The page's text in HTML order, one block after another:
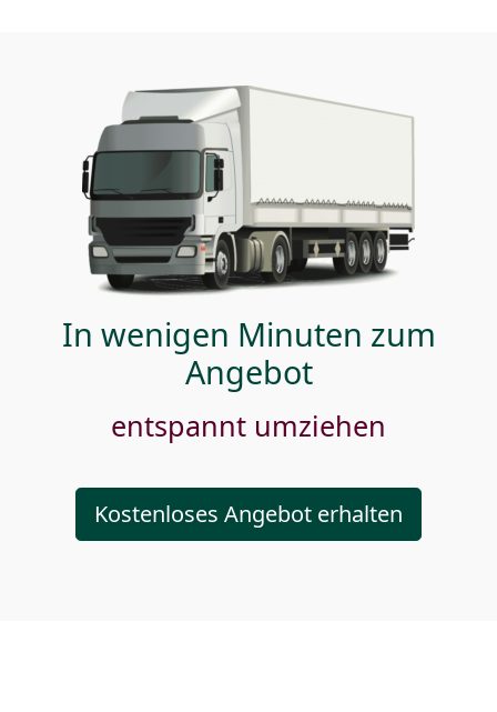
In wenigen Minuten zum
Angebot
entspannt umziehen
Kostenloses Angebot erhalten